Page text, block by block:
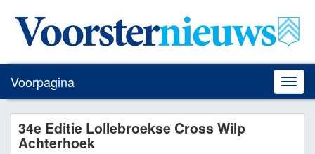
Toggle
Voorpagina
34e Editie Lollebroekse Cross Wilp
Achterhoek